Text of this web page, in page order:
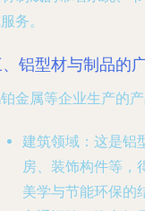
务。
铝型材与制品的
金属等企业生产的
建筑领域 ：这是
房、装饰构件等，
美学与节能环保的